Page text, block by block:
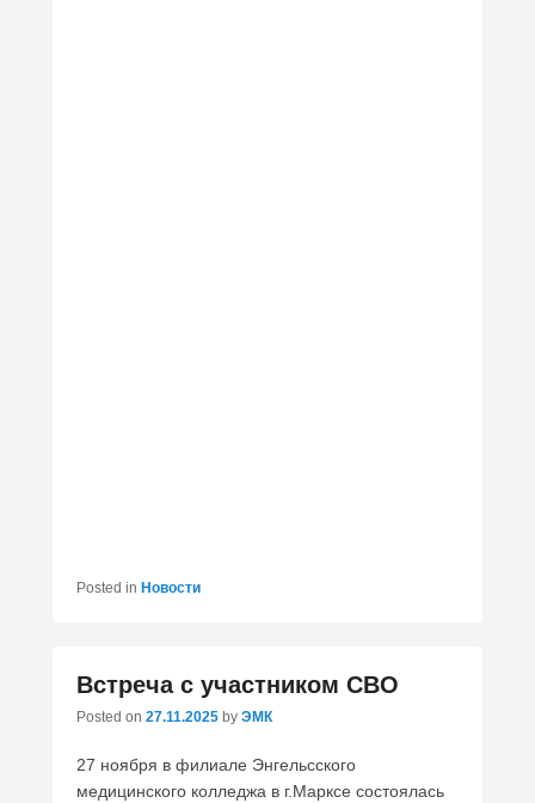
Posted in Новости
Встреча с участником СВО
Posted on 27.11.2025 by ЭМК
27 ноября в филиале Энгельсского
медицинского колледжа в г.Марксе состоялась